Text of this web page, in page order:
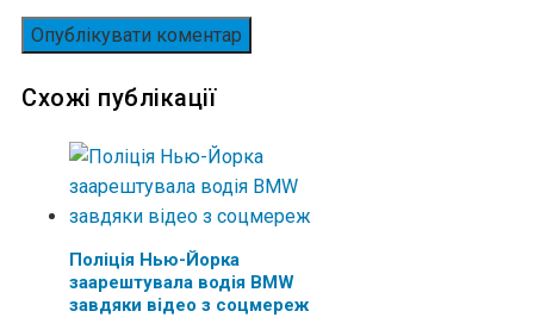
Схожі публікації
Поліція Нью-Йорка
заарештувала водія BMW
завдяки відео з соцмереж